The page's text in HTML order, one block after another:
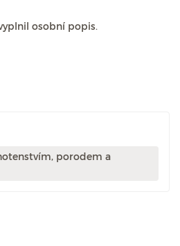
osobní popis.
porodem a